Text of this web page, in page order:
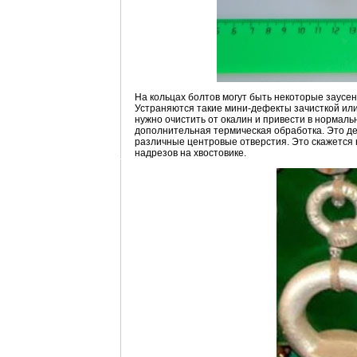
На кольцах болтов могут быть некоторые
Устраняются такие мини-дефекты зачисткой
нужно очистить от окалин и привести в
дополнительная термическая обработка. Это
различные центровые отверстия. Это
надрезов на хвостовике.